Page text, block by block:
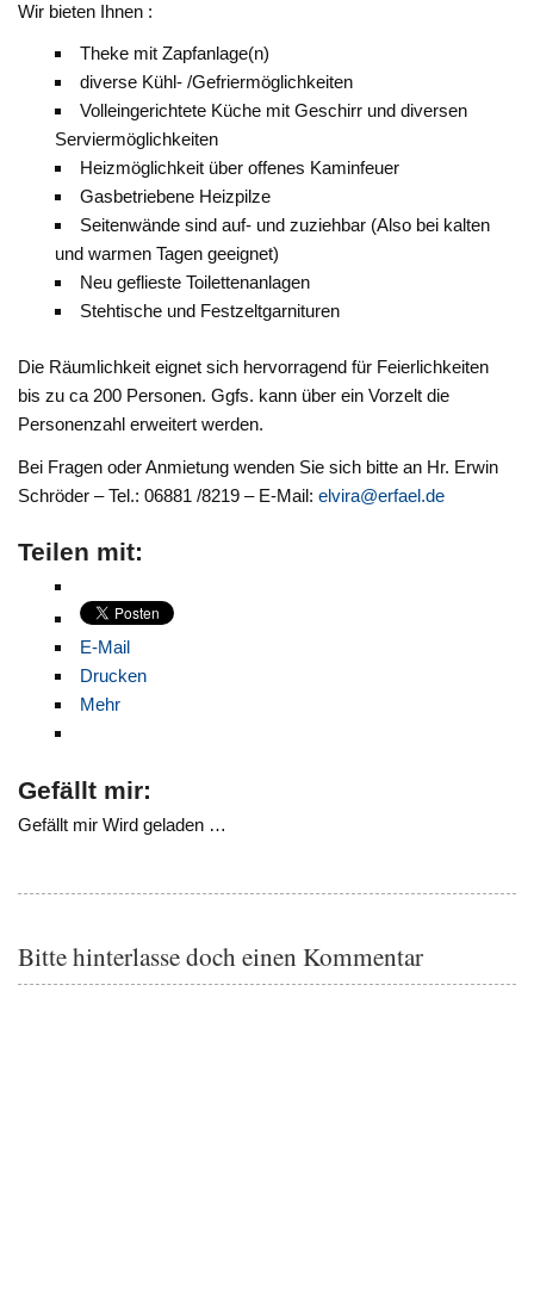
Wir bieten Ihnen :
Theke mit Zapfanlage(n)
diverse Kühl- /Gefriermöglichkeiten
Volleingerichtete Küche mit Geschirr und diversen
Serviermöglichkeiten
Heizmöglichkeit über offenes Kaminfeuer
Gasbetriebene Heizpilze
Seitenwände sind auf- und zuziehbar (Also bei kalten
und warmen Tagen geeignet)
Neu geflieste Toilettenanlagen
Stehtische und Festzeltgarnituren
Die Räumlichkeit eignet sich hervorragend für Feierlichkeiten
bis zu ca 200 Personen. Ggfs. kann über ein Vorzelt die
Personenzahl erweitert werden.
Bei Fragen oder Anmietung wenden Sie sich bitte an Hr. Erwin
Schröder – Tel.: 06881 /8219 – E-Mail:elvira@erfael.de
Teilen mit:
E-Mail
Drucken
Mehr
Gefällt mir:
Gefällt mir Wird geladen …
Bitte hinterlasse doch einen Kommentar